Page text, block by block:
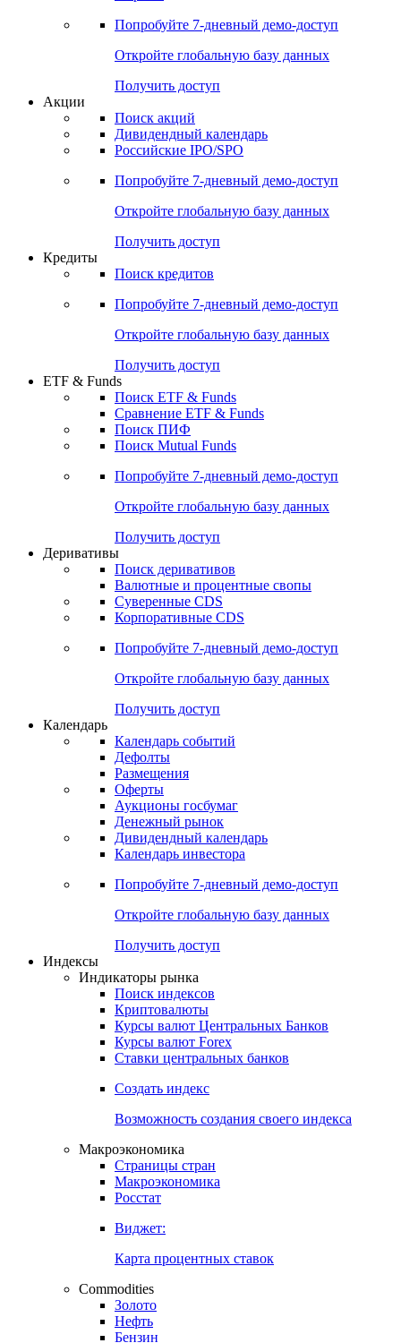
Cbonds Pages
Опросы
Попробуйте7-дневный
Откройте глобальную базу данных
Получить доступ
Поиск акций
Российские IPO/SPO
Попробуйте7-дневный
Откройте глобальную базу данных
Получить доступ
Поиск кредитов
Попробуйте7-дневный
Откройте глобальную базу данных
Получить доступ
ETF & Funds
Сравнение ETF & Funds
Поиск Mutual Funds
Попробуйте7-дневный
Откройте глобальную базу данных
Получить доступ
Деривативы
Валютные и процентные свопы
Корпоративные CDS
Попробуйте7-дневный
Откройте глобальную базу данных
Получить доступ
Календарь
Календарь событий
Дефолты
Размещения
Оферты
Денежный рынок
Календарь инвестора
Попробуйте7-дневный
Откройте глобальную базу данных
Получить доступ
Индикаторы рынка
Поиск индексов
Курсы валют Центральных Банков
Ставки центральных банков
Создать индекс
Возможность создания своего индекса
Страницы стран
Росстат
Виджет:
Карта процентных ставок